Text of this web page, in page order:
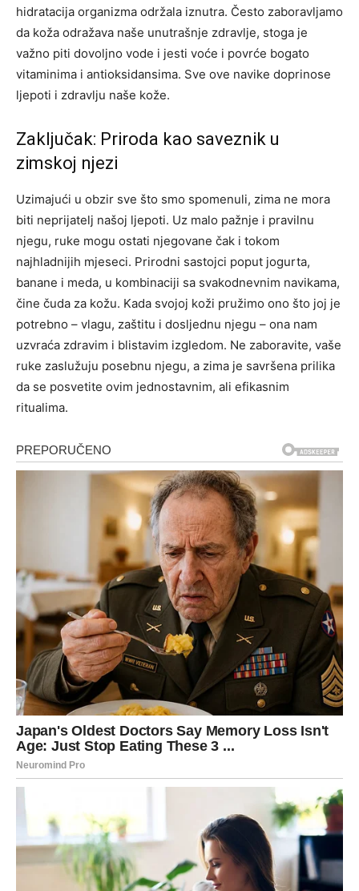
hidratacija organizma održala iznutra. Često zaboravljamo
da koža odražava naše unutrašnje zdravlje, stoga je
važno piti dovoljno vode i jesti voće i povrće bogato
vitaminima i antioksidansima. Sve ove navike doprinose
ljepoti i zdravlju naše kože.
Zaključak: Priroda kao saveznik u
zimskoj njezi
Uzimajući u obzir sve što smo spomenuli, zima ne mora
biti neprijatelj našoj ljepoti. Uz malo pažnje i pravilnu
njegu, ruke mogu ostati njegovane čak i tokom
najhladnijih mjeseci. Prirodni sastojci poput jogurta,
banane i meda, u kombinaciji sa svakodnevnim navikama,
čine čuda za kožu. Kada svojoj koži pružimo ono što joj je
potrebno – vlagu, zaštitu i dosljednu njegu – ona nam
uzvraća zdravim i blistavim izgledom. Ne zaboravite, vaše
ruke zaslužuju posebnu njegu, a zima je savršena prilika
da se posvetite ovim jednostavnim, ali efikasnim
ritualima.